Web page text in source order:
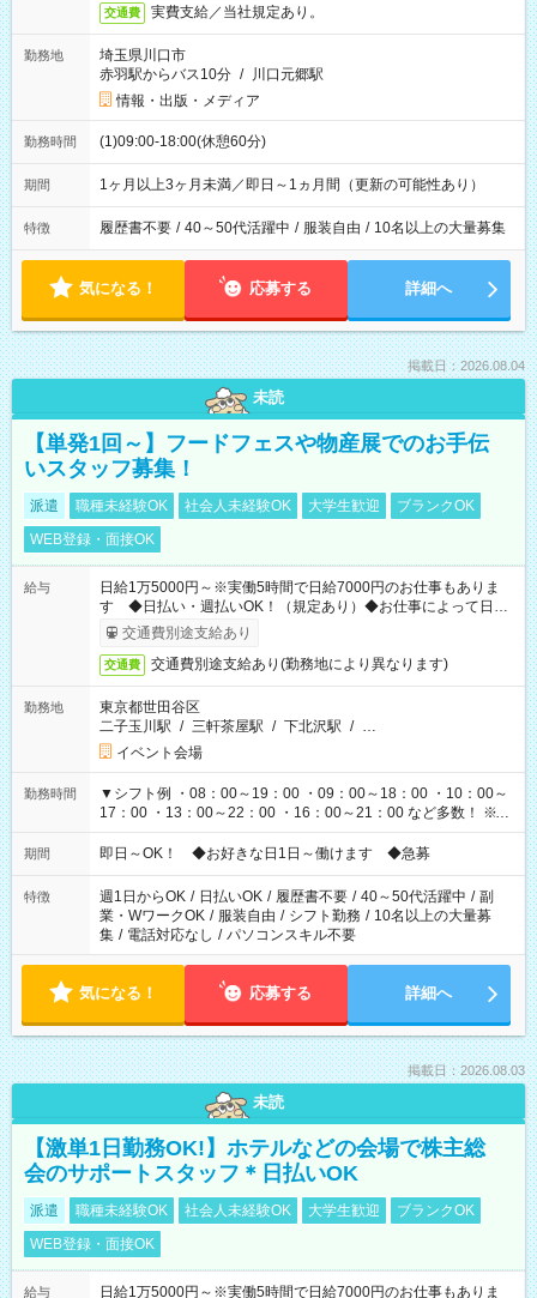
交通費 実費支給／当社規定あり。
勤務地
埼玉県川口市
赤羽駅からバス10分 / 川口元郷駅
情報・出版・メディア
勤務時間 (1)09:00-18:00(休憩60分)
期間 1ヶ月以上3ヶ月未満／即日～1ヵ月間（更新の可能性あり）
特徴 履歴書不要 / 40～50代活躍中 / 服装自由 / 10名以上の大量募集
気になる！ 応募する 詳細へ
掲載日：2026.08.04
未読
【単発1回～】フードフェスや物産展でのお手伝
いスタッフ募集！
派遣 職種未経験OK 社会人未経験OK 大学生歓迎
ブランクOK
WEB登録・面接OK
給与
日給1万5000円～※実働5時間で日給7000円のお仕事もありま
す ◆日払い・週払いOK！（規定あり）◆お仕事によって日給
も異なります
交通費別途支給あり
交通費 交通費別途支給あり(勤務地により異なります)
勤務地
東京都世田谷区
二子玉川駅 / 三軒茶屋駅 / 下北沢駅 / …
イベント会場
勤務時間
▼シフト例 ・08：00～19：00 ・09：00～18：00 ・10：00～
17：00 ・13：00～22：00 ・16：00～21：00 など多数！ ※お
仕事により勤務時間が異なります
期間 即日～OK！ ◆お好きな日1日～働けます ◆急募
特徴 週1日からOK / 日払いOK / 履歴書不要 / 40～50代活躍中 / 副
業・WワークOK / 服装自由 / シフト勤務 / 10名以上の大量募
集 / 電話対応なし / パソコンスキル不要
気になる！ 応募する 詳細へ
掲載日：2026.08.03
未読
【激単1日勤務OK!】ホテルなどの会場で株主総
会のサポートスタッフ＊日払いOK
派遣 職種未経験OK 社会人未経験OK 大学生歓迎
ブランクOK
WEB登録・面接OK
給与 日給1万5000円～※実働5時間で日給7000円のお仕事もありま